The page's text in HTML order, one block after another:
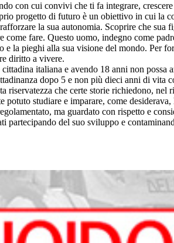
con cui convivi che ti fa integrare,
progetto di futuro è un obiettivo in cui la
la sua autonomia. Scoprire che
fare. Questo uomo, indegno come
la pieghi alla sua visione del mondo. Per
diritto a vivere.
italiana e avendo 18 anni non
dopo 5 e non più dieci anni di vita
riservatezza che certe storie richiedono,
studiare e imparare, come
ma guardato con rispetto e
del suo sviluppo e